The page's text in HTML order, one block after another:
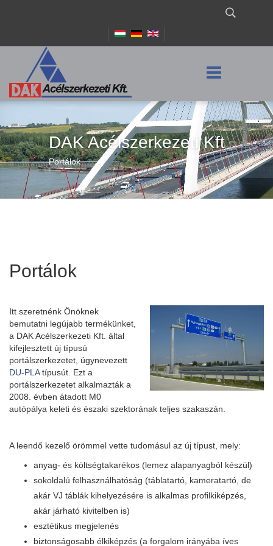
DAK Acélszerkezeti Kft
Portálok
Portálok
Itt szeretnénk Önöknek
bemutatni legújabb termékünket,
a DAK Acélszerkezeti Kft. által
kifejlesztett új típusú
portálszerkezetet, úgynevezett
DU-PLAtípusút. Ezt a
portálszerkezetet alkalmazták a
2008. évben átadott M0
autópálya keleti és északi szektorának teljes szakaszán.
A leendő kezelő örömmel vette tudomásul az új típust, mely:
anyag- és költségtakarékos (lemez alapanyagból készül)
sokoldalú felhasználhatóság (táblatartó, kameratartó, de
akár VJ táblák kihelyezésére is alkalmas profilkiképzés,
akár járható kivitelben is)
esztétikus megjelenés
biztonságosabb élkiképzés (a forgalom irányába íves